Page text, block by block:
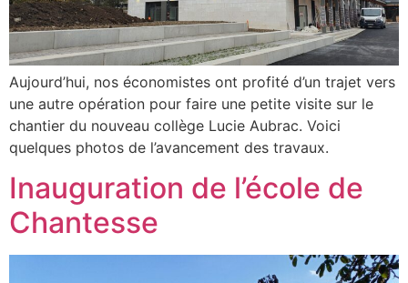
Aujourd’hui, nos économistes ont profité d’un trajet vers
une autre opération pour faire une petite visite sur le
chantier du nouveau collège Lucie Aubrac. Voici
quelques photos de l’avancement des travaux.
Inauguration de l’école de
Chantesse